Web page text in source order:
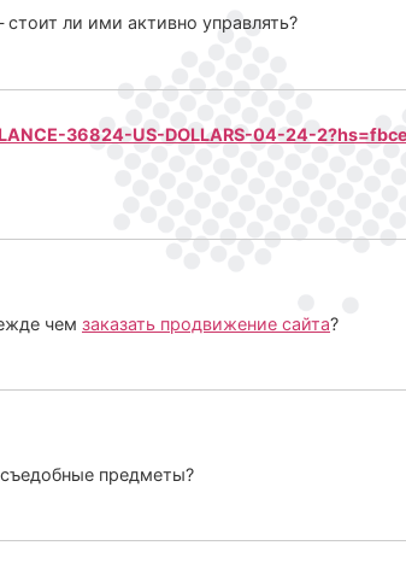
ли ими активно управлять?
36824-US-DOLLARS-04-24-
чем заказать продвижение сайта?
предметы?